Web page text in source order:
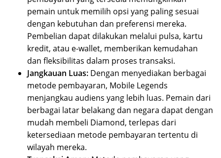
pemain untuk memilih opsi yang paling sesuai
dengan kebutuhan dan preferensi mereka.
Pembelian dapat dilakukan melalui pulsa, kartu
kredit, atau e-wallet, memberikan kemudahan
dan fleksibilitas dalam proses transaksi.
Jangkauan Luas: Dengan menyediakan berbagai
metode pembayaran, Mobile Legends
menjangkau audiens yang lebih luas. Pemain dari
berbagai latar belakang dan negara dapat dengan
mudah membeli Diamond, terlepas dari
ketersediaan metode pembayaran tertentu di
wilayah mereka.